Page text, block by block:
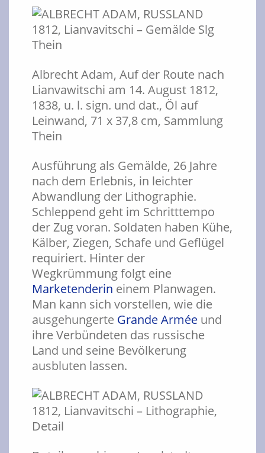
Albrecht Adam, Auf der Route nach
Lianvawitschi am 14. August 1812,
1838, u. l. sign. und dat., Öl auf
Leinwand, 71 x 37,8 cm, Sammlung
Thein
Ausführung als Gemälde, 26 Jahre
nach dem Erlebnis, in leichter
Abwandlung der Lithographie.
Schleppend geht im Schritttempo
der Zug voran. Soldaten haben Kühe,
Kälber, Ziegen, Schafe und Geflügel
requiriert. Hinter der
Wegkrümmung folgt eine
Marketenderin einem Planwagen.
Man kann sich vorstellen, wie die
ausgehungerte Grande Armée und
ihre Verbündeten das russische
Land und seine Bevölkerung
ausbluten lassen.